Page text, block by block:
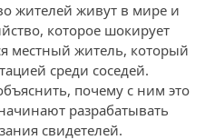
жителей живут в мире и
которое шокирует
местный житель, который
среди соседей.
почему с ним это
разрабатывать
свидетелей.